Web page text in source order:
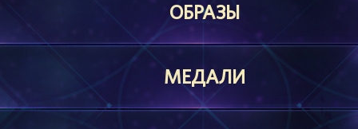
ОБРАЗЫ
МЕДАЛИ